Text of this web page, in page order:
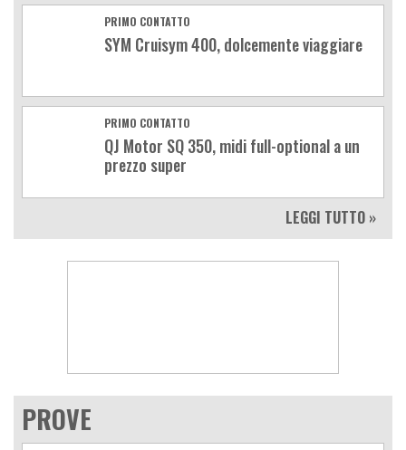
PRIMO CONTATTO
SYM Cruisym 400, dolcemente viaggiare
PRIMO CONTATTO
QJ Motor SQ 350, midi full-optional a un
prezzo super
LEGGI TUTTO »
PROVE